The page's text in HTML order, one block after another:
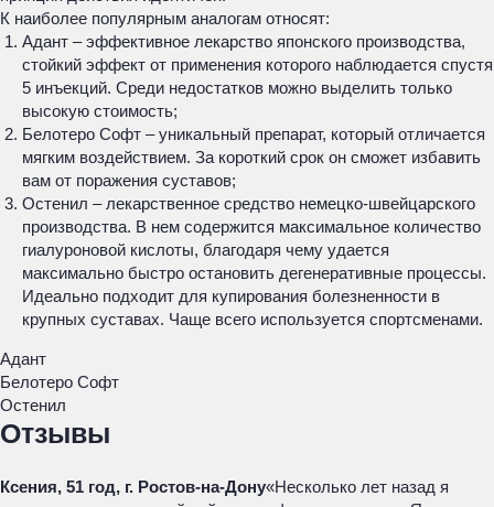
К наиболее популярным аналогам относят:
Адант – эффективное лекарство японского производства,
стойкий эффект от применения которого наблюдается спустя
5 инъекций. Среди недостатков можно выделить только
высокую стоимость;
Белотеро Софт – уникальный препарат, который отличается
мягким воздействием. За короткий срок он сможет избавить
вам от поражения суставов;
Остенил – лекарственное средство немецко-швейцарского
производства. В нем содержится максимальное количество
гиалуроновой кислоты, благодаря чему удается
максимально быстро остановить дегенеративные процессы.
Идеально подходит для купирования болезненности в
крупных суставах. Чаще всего используется спортсменами.
Адант
Белотеро Софт
Остенил
Отзывы
Ксения, 51 год, г. Ростов-на-Дону«Несколько лет назад я